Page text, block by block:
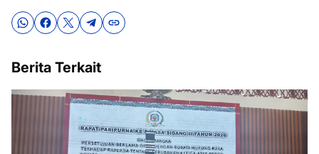
Berita Terkait